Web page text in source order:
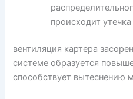
происходит
вентиляция картера
системе образуется
способствует вытеснению